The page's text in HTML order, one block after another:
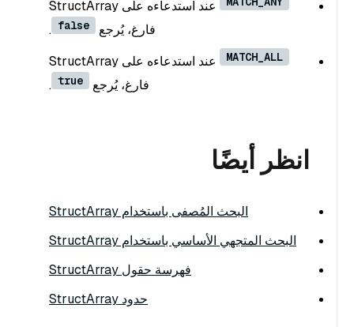
عند استدعاءه على StructArray
فارغ، يُرجع
false
.
MATCH_ALL
عند استدعاءه على StructArray
فارغ، يُرجع
true
.
انظر أيضًا
البحث المُصفى باستخدام StructArray
البحث المتجهي الأساسي باستخدام StructArray
فهرسة حقول StructArray
حدود StructArray